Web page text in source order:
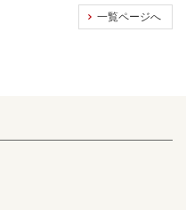
一覧ページへ